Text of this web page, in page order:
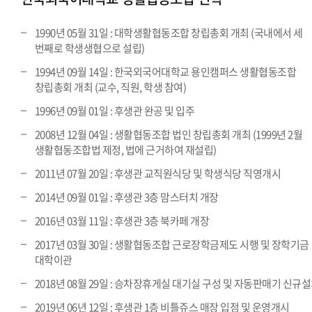
1990년 05월 31일 : 대학생활협동조합 창립총회 개최 (국내에서 세
번째로 학생생협으로 설립)
1994년 09월 14일 : 한국외국어대학교 용인캠퍼스 생활협동조합
창립총회 개최 (교수, 직원, 학생 참여)
1996년 09월 01일 : 후생관 완공 및 입주
2008년 12월 04일 : 생활협동조합 법인 창립총회 개최 (1999년 2월
생활협동조합법 제정, 법에 근거하여 재설립)
2011년 07월 20일 : 후생관 교직원식당 및 학생식당 직영개시
2014년 09월 01일 : 후생관 3층 맘스터치 개장
2016년 03월 11일 : 후생관 3층 북카페 개장
2017년 03월 30일 : 생활협동조합 근로장학금제도 시행 및 장학기금
대학이관
2018년 08월 29일 : 승차장휴게실 대기실 구성 및 자동판매기 신규
2019년 06년 12일 : 후생관 1층 비틀쥬스 매장 입점 및 운영개시